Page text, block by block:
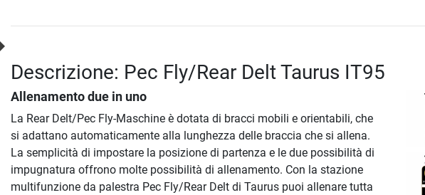
Descrizione: Pec Fly/Rear Delt Taurus IT95
Allenamento due in uno
La Rear Delt/Pec Fly-Maschine è dotata di bracci mobili e orientabili, che
si adattano automaticamente alla lunghezza delle braccia che si allena.
La semplicità di impostare la posizione di partenza e le due possibilità di
impugnatura offrono molte possibilità di allenamento. Con la stazione
multifunzione da palestra Pec Fly/Rear Delt di Taurus puoi allenare tutta